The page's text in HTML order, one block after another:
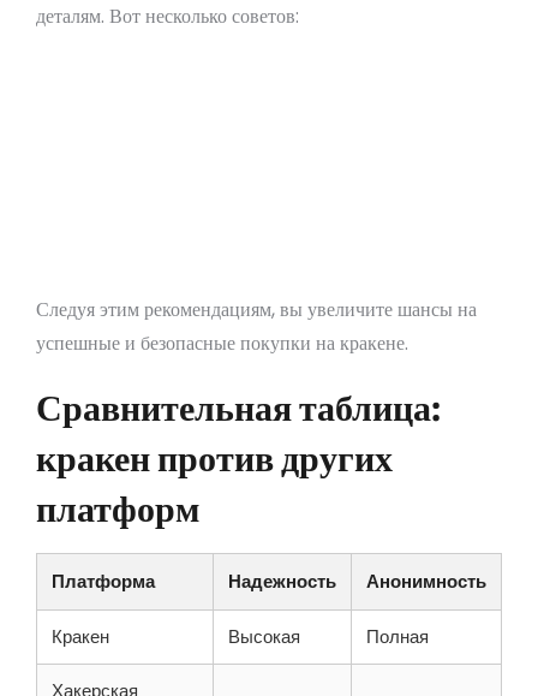
деталям. Вот несколько советов:
Следуя этим рекомендациям, вы увеличите шансы на
успешные и безопасные покупки на кракене.
Сравнительная таблица:
кракен против других
платформ
Платформа Надежность Анонимность
Кракен Высокая Полная
Хакерская